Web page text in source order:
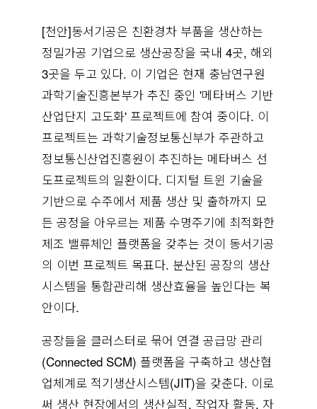
[천안]동서기공은 친환경차 부품을 생산하는
정밀가공 기업으로 생산공장을 국내 4곳, 해외
3곳을 두고 있다. 이 기업은 현재 충남연구원
과학기술진흥본부가 추진 중인 '메타버스 기반
산업단지 고도화' 프로젝트에 참여 중이다. 이
프로젝트는 과학기술정보통신부가 주관하고
정보통신산업진흥원이 추진하는 메타버스 선
도프로젝트의 일환이다. 디지털 트윈 기술을
기반으로 수주에서 제품 생산 및 출하까지 모
든 공정을 아우르는 제품 수명주기에 최적화한
제조 밸류체인 플랫폼을 갖추는 것이 동서기공
의 이번 프로젝트 목표다. 분산된 공장의 생산
시스템을 통합관리해 생산효율을 높인다는 복
안이다.
공장들을 클러스터로 묶어 연결 공급망 관리
(Connected SCM) 플랫폼을 구축하고 생산협
업체계로 적기생산시스템(JIT)을 갖춘다. 이로
써 생산 현장에서의 생산실적, 작업자 활동, 자